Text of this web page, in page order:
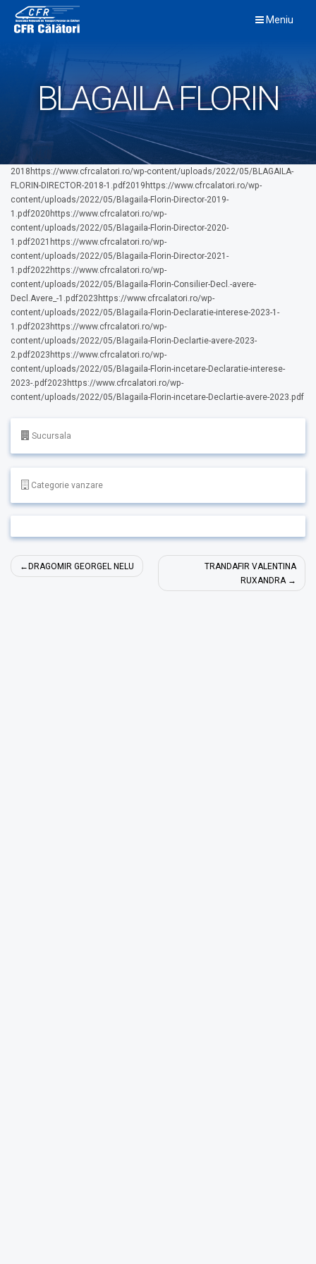
content
Meniu
BLAGAILA FLORIN
2018https://www.cfrcalatori.ro/wp-content/uploads/2022/05/BLAGAILA-
FLORIN-DIRECTOR-2018-1.pdf2019https://www.cfrcalatori.ro/wp-
content/uploads/2022/05/Blagaila-Florin-Director-2019-
1.pdf2020https://www.cfrcalatori.ro/wp-
content/uploads/2022/05/Blagaila-Florin-Director-2020-
1.pdf2021https://www.cfrcalatori.ro/wp-
content/uploads/2022/05/Blagaila-Florin-Director-2021-
1.pdf2022https://www.cfrcalatori.ro/wp-
content/uploads/2022/05/Blagaila-Florin-Consilier-Decl.-avere-
Decl.Avere_-1.pdf2023https://www.cfrcalatori.ro/wp-
content/uploads/2022/05/Blagaila-Florin-Declaratie-interese-2023-1-
1.pdf2023https://www.cfrcalatori.ro/wp-
content/uploads/2022/05/Blagaila-Florin-Declartie-avere-2023-
2.pdf2023https://www.cfrcalatori.ro/wp-
content/uploads/2022/05/Blagaila-Florin-incetare-Declaratie-interese-
2023-.pdf2023https://www.cfrcalatori.ro/wp-
content/uploads/2022/05/Blagaila-Florin-incetare-Declartie-avere-2023.pdf
Sucursala
Categorie vanzare
Navigare
în
DRAGOMIR GEORGEL NELU
TRANDAFIR VALENTINA
RUXANDRA